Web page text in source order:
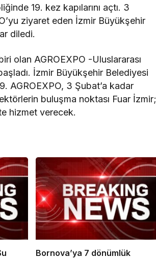
19. kez kapılarını açtı. 3
ziyaret eden İzmir Büyükşehir
diledi.
olan AGROEXPO -Uluslararası
İzmir Büyükşehir Belediyesi
AGROEXPO, 3 Şubat’a kadar
buluşma noktası Fuar İzmir;
hizmet verecek.
Bornova’ya 7 dönümlük